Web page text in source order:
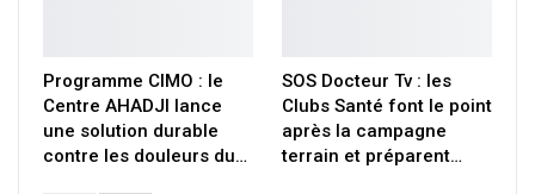
Programme CIMO : le
Centre AHADJI lance
une solution durable
contre les douleurs du…
SOS Docteur Tv : les
Clubs Santé font le point
après la campagne
terrain et préparent…